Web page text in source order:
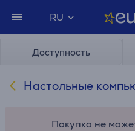
RU
Доступность
Настольные
Покупка не